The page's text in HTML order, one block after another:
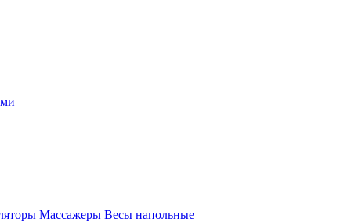
Массажеры Весы напольные